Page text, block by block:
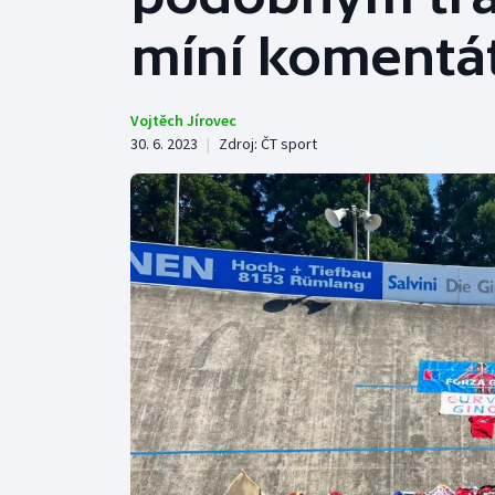
Curling
Dostihy
Golf
Gymnastika
míní
Vojtěch Jírovec
30. 6. 2023 | Zdroj: ČT sport